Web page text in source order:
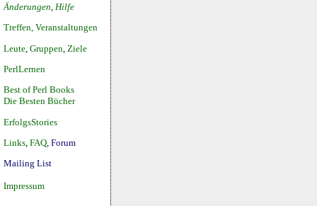
Änderungen Hilfe
Treffen, Veranstaltungen
Leute Gruppen Ziele
PerlLernen
Best of Perl Books
Die Besten Bücher
ErfolgsStories
Links FAQ Forum
Mailing List
Impressum